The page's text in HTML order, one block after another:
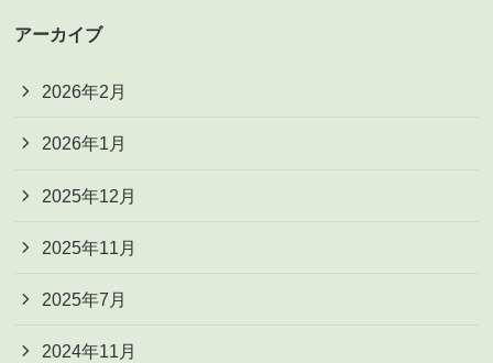
アーカイブ
2026年2月
2026年1月
2025年12月
2025年11月
2025年7月
2024年11月